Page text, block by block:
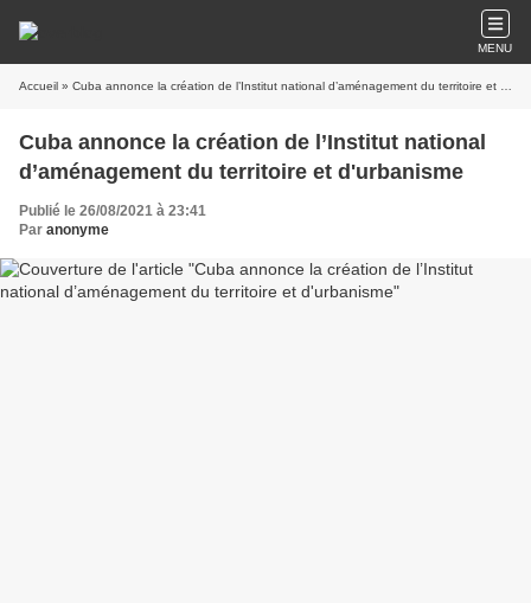
MENU
Accueil » Cuba annonce la création de l’Institut national d’aménagement du territoire et d'urbanisme
Cuba annonce la création de l’Institut national
d’aménagement du territoire et d'urbanisme
Publié le 26/08/2021 à 23:41
Par anonyme